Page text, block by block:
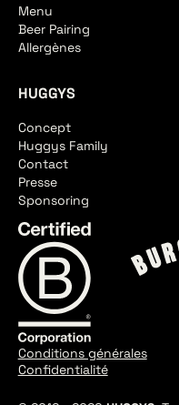
Menu
Beer Pairing
Allergènes
HUGGYS
Concept
Huggys Family
Contact
Presse
Sponsoring
Conditions générales
Confidentialité